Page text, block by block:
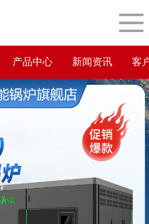
产品中心 新闻资讯 客